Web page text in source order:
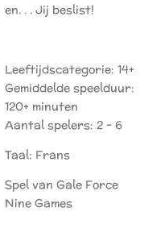
en. . . Jij beslist!
Leeftijdscategorie: 14+
Gemiddelde speelduur:
120+ minuten
Aantal spelers: 2 - 6
Taal: Frans
Spel van Gale Force
Nine Games